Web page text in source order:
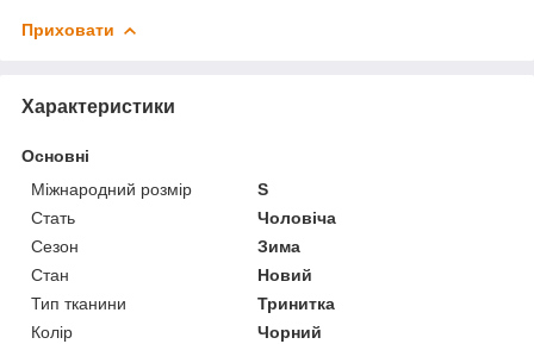
Приховати
Характеристики
Основні
Міжнародний розмір
S
Стать
Чоловіча
Сезон
Зима
Стан
Новий
Тип тканини
Тринитка
Колір
Чорний